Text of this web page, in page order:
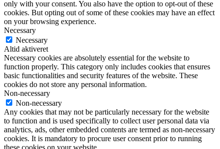
only with your consent. You also have the option to opt-out of these
cookies. But opting out of some of these cookies may have an effect
on your browsing experience.
Necessary
Necessary
Altid aktiveret
Necessary cookies are absolutely essential for the website to
function properly. This category only includes cookies that ensures
basic functionalities and security features of the website. These
cookies do not store any personal information.
Non-necessary
Non-necessary
Any cookies that may not be particularly necessary for the website
to function and is used specifically to collect user personal data via
analytics, ads, other embedded contents are termed as non-necessary
cookies. It is mandatory to procure user consent prior to running